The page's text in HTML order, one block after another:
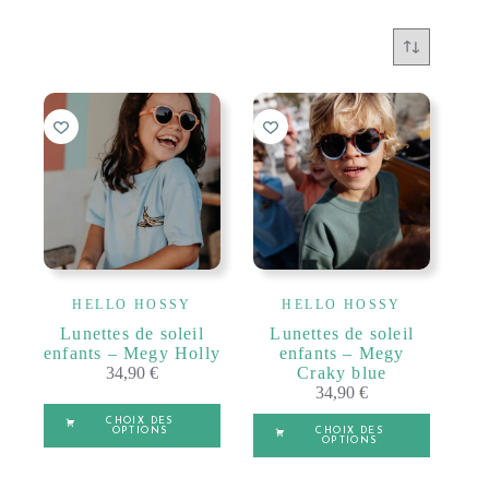
HELLO HOSSY
Lunettes de soleil
enfants – Megy Holly
34,90€
CHOIX DES
OPTIONS
Ce
produit
a
HELLO HOSSY
Lunettes de soleil
enfants – Megy
Craky blue
34,90€
CHOIX DES
OPTIONS
Ce
produit
a